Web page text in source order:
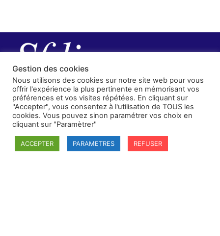
Gestion des cookies
Nous utilisons des cookies sur notre site web pour vous
offrir l'expérience la plus pertinente en mémorisant vos
préférences et vos visites répétées. En cliquant sur
"Accepter", vous consentez à l'utilisation de TOUS les
cookies. Vous pouvez sinon paramétrer vos choix en
cliquant sur "Paramètrer"
ACCEPTER PARAMETRES REFUSER